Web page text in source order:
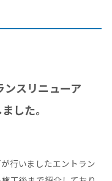
ンスリニューア
した。
行いましたエントラン